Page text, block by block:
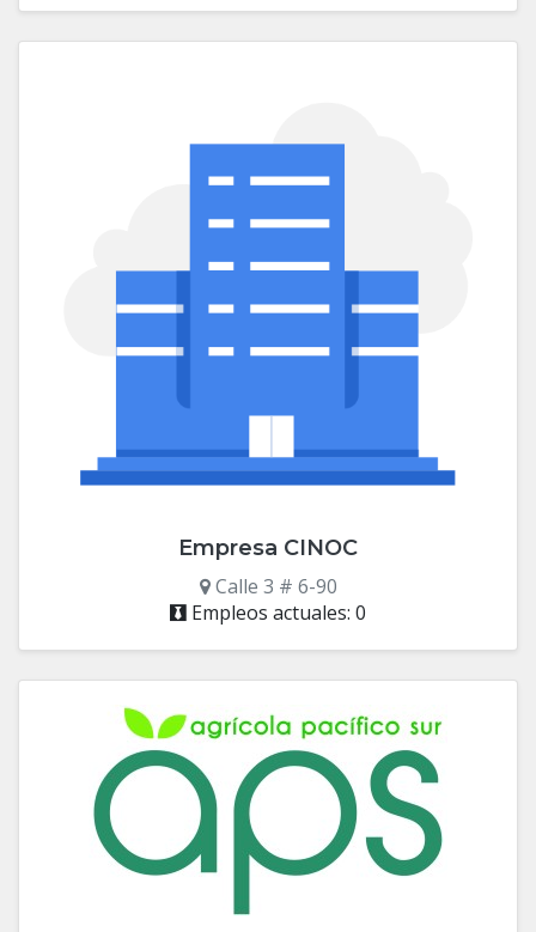
Empresa CINOC
Calle 3 # 6-90
Empleos actuales: 0